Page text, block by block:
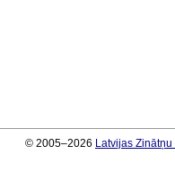
© 2005–2026 Latvijas